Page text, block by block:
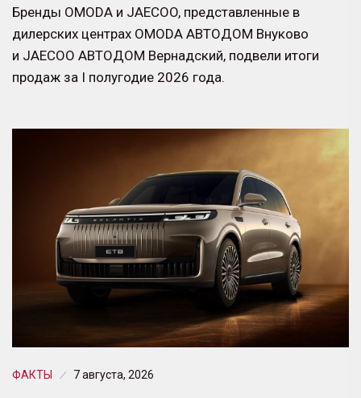
Бренды OMODA и JAECOO, представленные в
дилерских центрах OMODA АВТОДОМ Внуково
и JAECOO АВТОДОМ Вернадский, подвели итоги
продаж за I полугодие 2026 года.
ФАКТЫ 7 августа, 2026